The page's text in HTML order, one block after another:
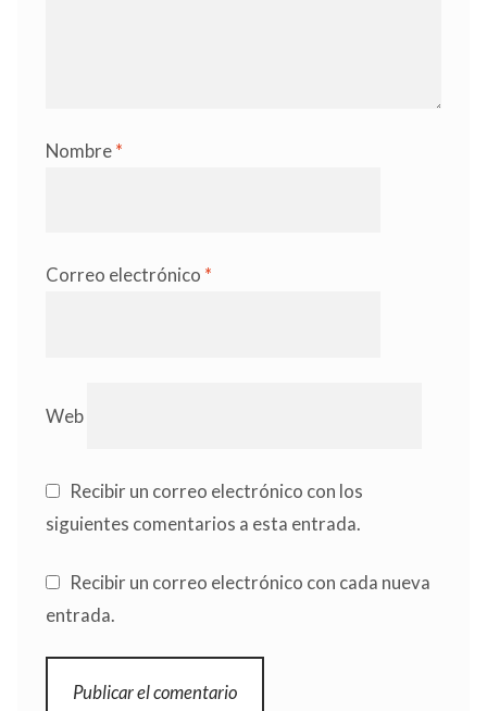
Nombre*
Correo electrónico *
Web
Recibir un correo electrónico con los
siguientes comentarios a esta entrada.
Recibir un correo electrónico con cada nueva
entrada.